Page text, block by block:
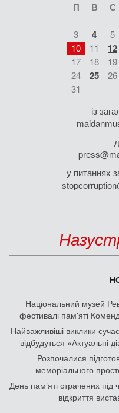
П В С
3 4 5
10
11 12
17
18 19
24
25 26
31
із
у питаннях
Національний музей
фестивалі пам'яті
Найважливіші виклики
відбудуться «Актуальні
Розпочалися
меморіального
День памʼяті страчених
відкриття